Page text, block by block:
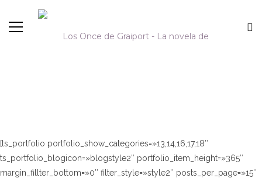
[ts_portfolio portfolio_show_categories=»13,14,16,17,18″
ts_portfolio_blogicon=»blogstyle2″ portfolio_item_height=»365″
margin_fillter_bottom=»0″ filter_style=»style2″ posts_per_page=»15″